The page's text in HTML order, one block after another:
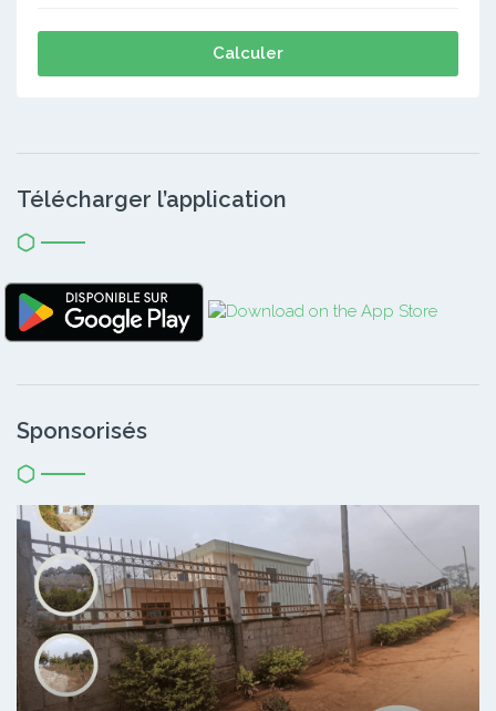
Calculer
Télécharger l’application
Sponsorisés